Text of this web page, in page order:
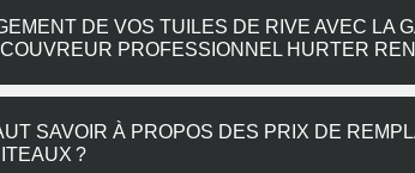
DE VOS TUILES DE RIVE AVEC LA
PROFESSIONNEL HURTER
SAVOIR À PROPOS DES PRIX DE
?